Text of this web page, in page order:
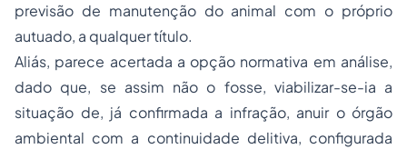
previsão de manutenção do animal com o próprio
autuado, a qualquer título.
Aliás, parece acertada a opção normativa em análise,
dado que, se assim não o fosse, viabilizar-se-ia a
situação de, já confirmada a infração, anuir o órgão
ambiental com a continuidade delitiva, configurada